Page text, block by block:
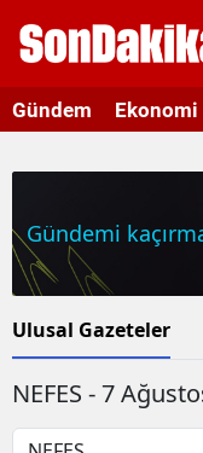
Gündem Ekonomi
Gündemi
Ulusal Gazeteler
NEFES - 7